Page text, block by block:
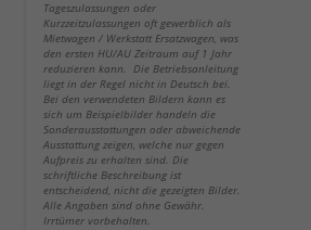
Tageszulassungen oder
Kurzzeitzulassungen oft gewerblich als
Mietwagen / Werkstatt Ersatzwagen, was
den ersten HU/AU Zeitraum auf 1 Jahr
reduzieren kann. Die Betriebsanleitung
liegt in der Regel nicht in Deutsch bei.
Bei den verwendeten Bildern kann es
sich um Beispielbilder handeln die
Sonderausstattungen oder abweichende
Ausstattung zeigen, welche nur gegen
Aufpreis zu erhalten sind. Die
schriftliche Beschreibung ist
entscheidend, nicht die gezeigten Bilder.
Alle Angaben sind ohne Gewähr.
Irrtümer vorbehalten.